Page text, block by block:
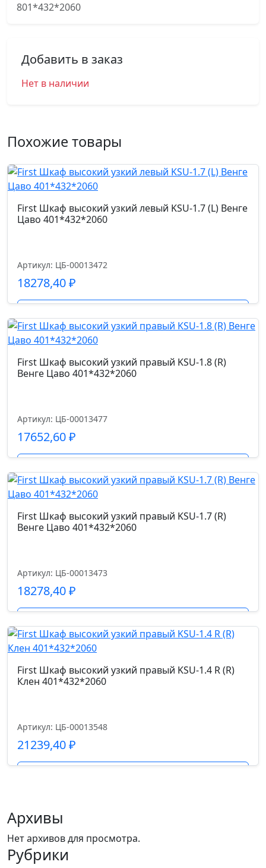
801*432*2060
Добавить в заказ
Нет в наличии
Похожие товары
First Шкаф высокий узкий левый KSU-1.7 (L) Венге
Цаво 401*432*2060
Артикул: ЦБ-00013472
18278,40₽
First Шкаф высокий узкий правый KSU-1.8 (R)
Венге Цаво 401*432*2060
Артикул: ЦБ-00013477
17652,60₽
First Шкаф высокий узкий правый KSU-1.7 (R)
Венге Цаво 401*432*2060
Артикул: ЦБ-00013473
18278,40₽
First Шкаф высокий узкий правый KSU-1.4 R (R)
Клен 401*432*2060
Артикул: ЦБ-00013548
21239,40₽
Архивы
Нет архивов для просмотра.
Рубрики